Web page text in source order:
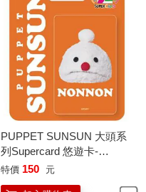
PUPPET SUNSUN 大頭系
列Supercard 悠遊卡-
NONNON【受託代銷】
特價 150 元